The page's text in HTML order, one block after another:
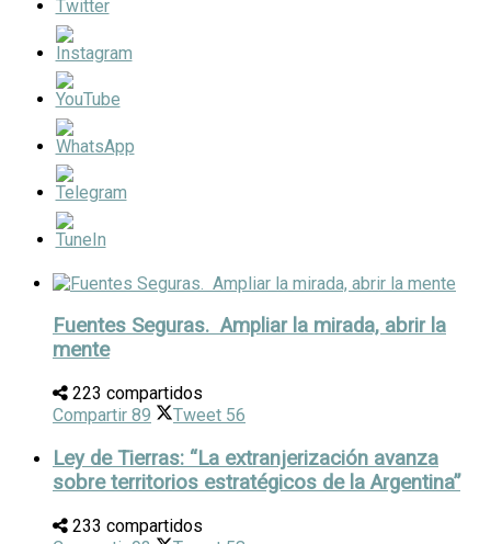
Fuentes Seguras. Ampliar la mirada, abrir la
mente
223 compartidos
Compartir 89 Tweet 56
Ley de Tierras: “La extranjerización avanza
sobre territorios estratégicos de la Argentina”
233 compartidos